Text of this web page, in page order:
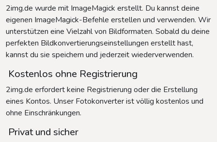
2img.de wurde mit ImageMagick erstellt. Du kannst deine
eigenen ImageMagick-Befehle erstellen und verwenden. Wir
unterstützen eine Vielzahl von Bildformaten. Sobald du deine
perfekten Bildkonvertierungseinstellungen erstellt hast,
kannst du sie speichern und jederzeit wiederverwenden.
Kostenlos ohne Registrierung
2img.de erfordert keine Registrierung oder die Erstellung
eines Kontos. Unser Fotokonverter ist völlig kostenlos und
ohne Einschränkungen.
Privat und sicher